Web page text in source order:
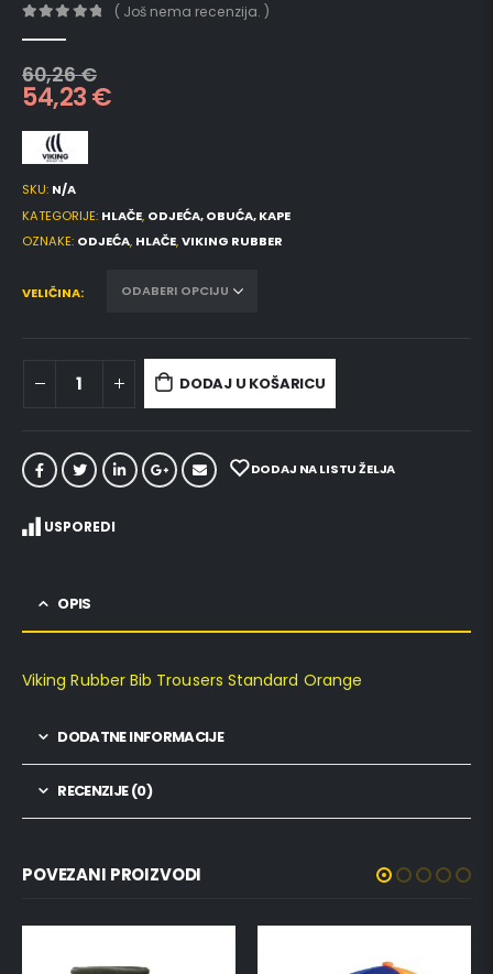
( Još nema recenzija. )
60,26€
54,23€
SKU: N/A
KATEGORIJE: HLAČE, ODJEĆA, OBUĆA, KAPE
OZNAKE: ODJEĆA, HLAČE,VIKING RUBBER
VELIČINA
DODAJ U KOŠARICU
DODAJ NA LISTU ŽELJA
USPOREDI
OPIS
Viking Rubber Bib Trousers Standard Orange
DODATNE INFORMACIJE
RECENZIJE (0)
POVEZANI PROIZVODI